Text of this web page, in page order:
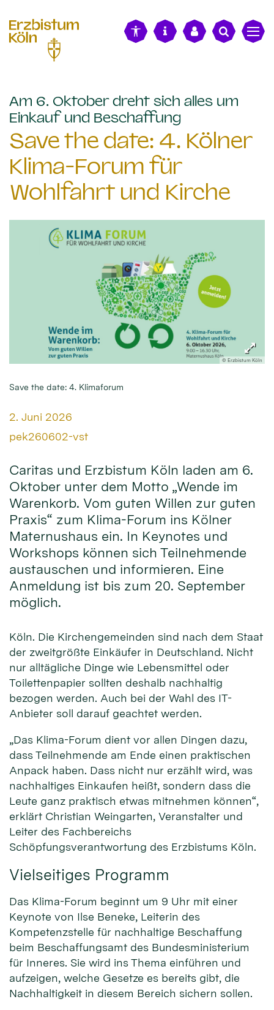
Am 6. Oktober dreht sich alles um
Einkauf und Beschaffung
Save the date: 4. Kölner
Klima-Forum für
Wohlfahrt und Kirche
© Erzbistum Köln
Save the date: 4. Klimaforum
Datum:
2. Juni 2026
Von:
pek260602-vst
Caritas und Erzbistum Köln laden am 6.
Oktober unter dem Motto „Wende im
Warenkorb. Vom guten Willen zur guten
Praxis“ zum Klima-Forum ins Kölner
Maternushaus ein. In Keynotes und
Workshops können sich Teilnehmende
austauschen und informieren. Eine
Anmeldung ist bis zum 20. September
möglich.
Köln. Die Kirchengemeinden sind nach dem Staat
der zweitgrößte Einkäufer in Deutschland. Nicht
nur alltägliche Dinge wie Lebensmittel oder
Toilettenpapier sollten deshalb nachhaltig
bezogen werden. Auch bei der Wahl des IT-
Anbieter soll darauf geachtet werden.
„Das Klima-Forum dient vor allen Dingen dazu,
dass Teilnehmende am Ende einen praktischen
Anpack haben. Dass nicht nur erzählt wird, was
nachhaltiges Einkaufen heißt, sondern dass die
Leute ganz praktisch etwas mitnehmen können“,
erklärt Christian Weingarten, Veranstalter und
Leiter des Fachbereichs
Schöpfungsverantwortung des Erzbistums Köln.
Vielseitiges Programm
Das Klima-Forum beginnt um 9 Uhr mit einer
Keynote von Ilse Beneke, Leiterin des
Kompetenzstelle für nachhaltige Beschaffung
beim Beschaffungsamt des Bundesministerium
für Inneres. Sie wird ins Thema einführen und
aufzeigen, welche Gesetze es bereits gibt, die
Nachhaltigkeit in diesem Bereich sichern sollen.